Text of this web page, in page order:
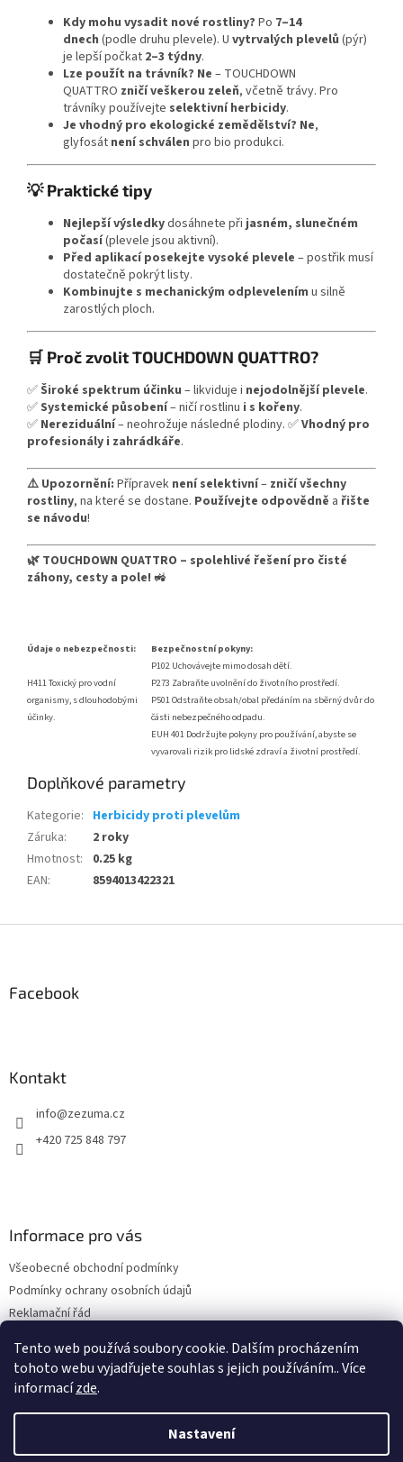
Tento web používá soubory cookie. Dalším procházením
tohoto webu vyjadřujete souhlas s jejich používáním.. Více
informacízde.
Nastavení
Kdy mohu vysadit nové rostliny? Po 7–14
dnech (podle druhu plevele). U vytrvalých plevelů (pýr)
je lepší počkat 2–3 týdny.
Lze použít na trávník? Ne – TOUCHDOWN
QUATTRO zničí veškerou zeleň, včetně trávy. Pro
trávníky používejte selektivní herbicidy.
Je vhodný pro ekologické zemědělství? Ne,
glyfosát není schválen pro bio produkci.
💡 Praktické tipy
Nejlepší výsledkydosáhnete při jasném, slunečném
počasí(plevele jsou aktivní).
Před aplikací posekejte vysoké plevele – postřik musí
dostatečně pokrýt listy.
Kombinujte s mechanickým odplevelením u silně
zarostlých ploch.
🛒 Proč zvolit TOUCHDOWN QUATTRO?
✅Široké spektrum účinku – likviduje i nejodolnější plevele.
✅Systemické působení– ničí rostlinu i s kořeny.
✅ Nereziduální– neohrožuje následné plodiny. ✅Vhodný pro
profesionály i zahrádkáře.
⚠️ Upozornění: Přípravek není selektivní– zničí všechny
rostliny, na které se dostane. Používejte odpovědně a řište
se návodu!
🌿 TOUCHDOWN QUATTRO – spolehlivé řešení pro čisté
záhony, cesty a pole! 🚜
Údaje o nebezpečnosti: Bezpečnostní pokyny:
H411 Toxický pro vodní
organismy, s dlouhodobými
účinky.
P102 Uchovávejte mimo dosah dětí.
P273 Zabraňte uvolnění do životního prostředí.
P501 Odstraňte obsah/obal předáním na sběrný dvůr do
části nebezpečného odpadu.
EUH 401 Dodržujte pokyny pro používání, abyste se
vyvarovali rizik pro lidské zdraví a životní prostředí.
Doplňkové parametry
Kategorie: Herbicidy proti plevelům
Záruka:
2 roky
Hmotnost:
0.25 kg
EAN: 8594013422321
Facebook
Kontakt
info@zezuma.cz
+420 725 848 797
Informace pro vás
Všeobecné obchodní podmínky
Podmínky ochrany osobních údajů
Reklamační řád
Napište nám
Vytvořil Shoptet